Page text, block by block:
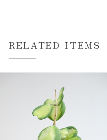
RELATED ITEMS